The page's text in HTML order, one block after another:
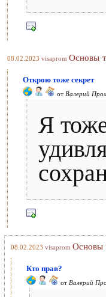
08.02.2023 visaprom Основы
Открою тоже секрет
от Валерий
Я
08.02.2023 visaprom Основы
Кто прав?
от Валерий